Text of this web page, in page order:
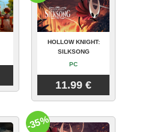
HOLLOW KNIGHT:
SILKSONG
PC
11.99 €
-35%